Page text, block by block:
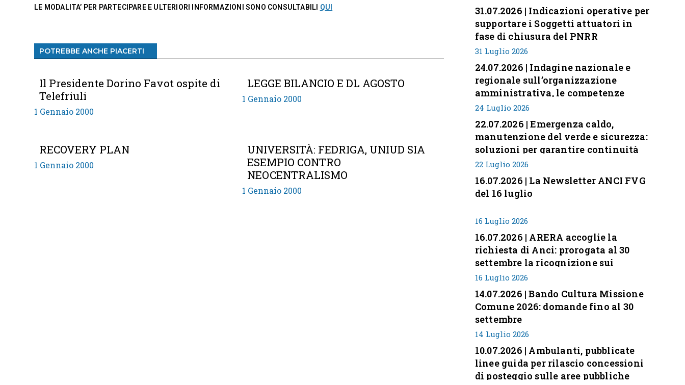
LE MODALITA’ PER PARTECIPARE E ULTERIORI INFORMAZIONI SONO CONSULTABILI QUI
POTREBBE ANCHE PIACERTI
Il Presidente Dorino Favot ospite di
Telefriuli
1 Gennaio 2000
LEGGE BILANCIO E DL AGOSTO
1 Gennaio 2000
RECOVERY PLAN
1 Gennaio 2000
UNIVERSITÀ: FEDRIGA, UNIUD SIA
ESEMPIO CONTRO
NEOCENTRALISMO
1 Gennaio 2000
31.07.2026 | Indicazioni operative per
supportare i Soggetti attuatori in
fase di chiusura del PNRR
31 Luglio 2026
24.07.2026 | Indagine nazionale e
regionale sull’organizzazione
amministrativa, le competenze
professionali e i modelli di gestione
nei piccoli Comuni italiani
24 Luglio 2026
22.07.2026 | Emergenza caldo,
manutenzione del verde e sicurezza:
soluzioni per garantire continuità
servizi
22 Luglio 2026
16.07.2026 | La Newsletter ANCI FVG
del 16 luglio
16 Luglio 2026
16.07.2026 | ARERA accoglie la
richiesta di Anci: prorogata al 30
settembre la ricognizione sui
corrispettivi
16 Luglio 2026
14.07.2026 | Bando Cultura Missione
Comune 2026: domande fino al 30
settembre
14 Luglio 2026
10.07.2026 | Ambulanti, pubblicate
linee guida per rilascio concessioni
di posteggio sulle aree pubbliche